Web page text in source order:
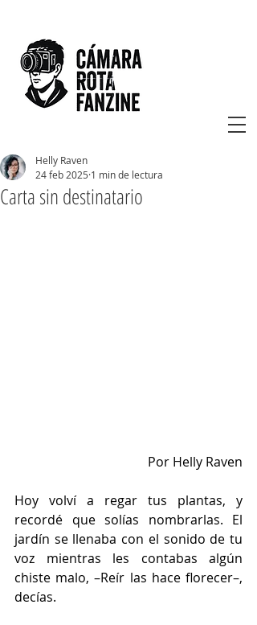
Carta sin destinatario
Helly Raven
24 feb 2025 1 min de lectura
Por Helly Raven
Hoy volví a regar tus plantas, y
recordé que solías nombrarlas. El
jardín se llenaba con el sonido de tu
voz mientras les contabas algún
chiste malo, –Reír las hace florecer–,
decías.